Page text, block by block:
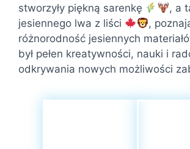
stworzyły piękną sarenkę
, a
jesiennego lwa z liści
,
różnorodność jesiennych
był pełen kreatywności, nauki i
odkrywania nowych możliwości